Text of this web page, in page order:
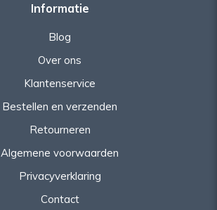
Informatie
Blog
Over ons
Klantenservice
Bestellen en verzenden
Retourneren
Algemene voorwaarden
Privacyverklaring
Contact